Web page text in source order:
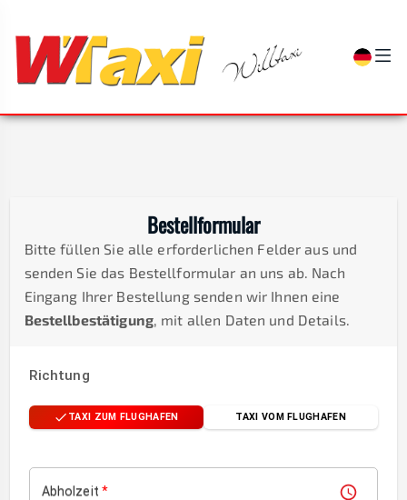
Bestellformular
Bitte füllen Sie alle erforderlichen Felder aus und
senden Sie das Bestellformular an uns ab. Nach
Eingang Ihrer Bestellung senden wir Ihnen eine
Bestellbestätigung, mit allen Daten und Details.
Richtung
TAXI ZUM FLUGHAFEN TAXI VOM FLUGHAFEN
Abholzeit *